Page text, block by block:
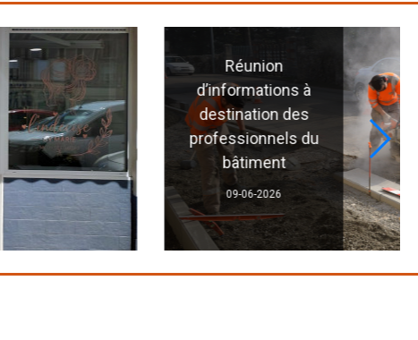
Réunion
d’informations à
destination des
professionnels du
bâtiment
09-06-2026